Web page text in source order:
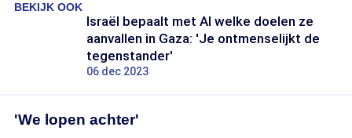
BEKIJK OOK
Israël bepaalt met AI welke doelen ze
aanvallen in Gaza: 'Je ontmenselijkt de
tegenstander'
06 dec 2023
'We lopen achter'